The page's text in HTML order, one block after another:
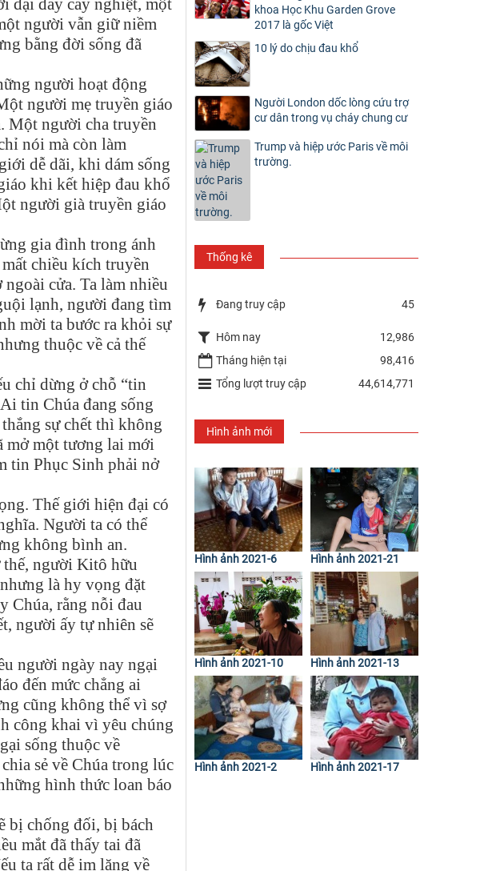
người vẫn giữ niềm
bằng đời sống đã
người hoạt động
người mẹ truyền giáo
Một người cha truyền
nói mà còn làm
dễ dãi, khi dám sống
khi kết hiệp đau khổ
người già truyền giáo
gia đình trong ánh
chiều kích truyền
cửa. Ta làm nhiều
lạnh, người đang tìm
mời ta bước ra khỏi sự
thuộc về cả thế
chỉ dừng ở chỗ “tin
tin Chúa đang sống
sự chết thì không
mở một tương lai mới
tin Phục Sinh phải nở
Thế giới hiện đại có
Người ta có thể
không bình an.
người Kitô hữu
là hy vọng đặt
Chúa, rằng nỗi đau
người ấy tự nhiên sẽ
người ngày nay ngại
đến mức chẳng ai
cũng không thể vì sợ
công khai vì yêu chúng
sống thuộc về
sẻ về Chúa trong lúc
hình thức loan báo
bị chống đối, bị bách
mắt đã thấy tai đã
ta rất dễ im lặng về
khoa Học Khu Garden Grove
2017 là gốc Việt
10 lý do chịu đau khổ
Người London dốc lòng cứu trợ
cư dân trong vụ cháy chung cư
Trump và hiệp ước Paris về môi
trường.
Thống kê
Đang truy cập 45
Hôm nay
12,986
Tháng hiện tại
98,416
Tổng lượt truy cập
44,614,771
Hình ảnh mới
Hình ảnh 2021-6 Hình ảnh 2021-21
Hình ảnh 2021-10 Hình ảnh 2021-13
Hình ảnh 2021-2 Hình ảnh 2021-17